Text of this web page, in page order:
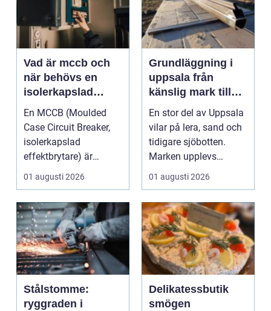
Vad är mccb och
när behövs en
isolerkapslad
effektbrytare?
En MCCB (Moulded
Case Circuit Breaker,
isolerkapslad
effektbrytare) är
hjärtat i många
moderna elför...
01 augusti 2026
Grundläggning i
uppsala från
känslig mark till
stabila
konstruktioner
En stor del av Uppsala
vilar på lera, sand och
tidigare sjöbotten.
Marken upplevs
kanske som stabil ...
01 augusti 2026
Stålstomme:
ryggraden i
Delikatessbutik
smögen